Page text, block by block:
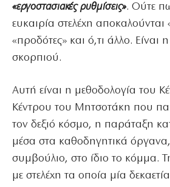
«εργοστασιακές ρυθμίσεις». Ούτε
ευκαιρία στελέχη αποκαλούνται
«προδότες» και ό,τι άλλο. Είναι
σκορπιού.
Αυτή είναι η μεθοδολογία του
Κέντρου του Μητσοτάκη που
τον δεξιό κόσμο, η παράταξη
μέσα στα καθοδηγητικά
συμβούλιο, στο ίδιο το κόμμα.
με στελέχη τα οποία μία